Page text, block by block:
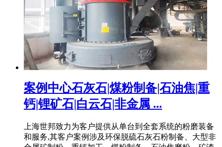
案例中心石灰石|煤粉制备|石油焦|重
钙|锂矿石|白云石|非金属 ...
上海世邦致力为客户提供从单台到全套系统的粉磨装备
和服务,其客户案例涉及环保脱硫石灰石粉制备、大型非